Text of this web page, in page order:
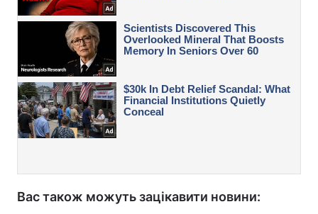
Вас також можуть зацікавити новини: